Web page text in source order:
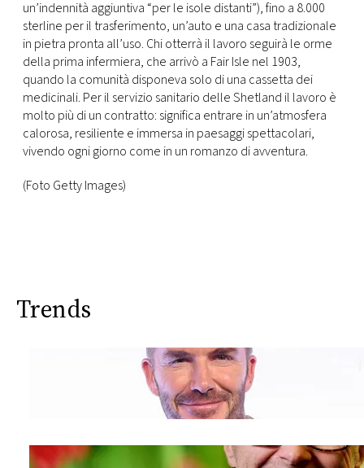
CONSIGLIA
un’indennità aggiuntiva “per le isole distanti”), fino a 8.000
sterline per il trasferimento, un’auto e una casa tradizionale
in pietra pronta all’uso. Chi otterrà il lavoro seguirà le orme
della prima infermiera, che arrivò a Fair Isle nel 1903,
quando la comunità disponeva solo di una cassetta dei
medicinali. Per il servizio sanitario delle Shetland il lavoro è
molto più di un contratto: significa entrare in un’atmosfera
calorosa, resiliente e immersa in paesaggi spettacolari,
vivendo ogni giorno come in un romanzo di avventura.
(Foto Getty Images)
Trends